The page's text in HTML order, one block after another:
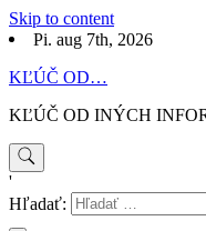
Skip to content
Pi. aug 7th, 2026
KĽÚČ OD…
KĽÚČ OD INÝCH
'
Hľadať: